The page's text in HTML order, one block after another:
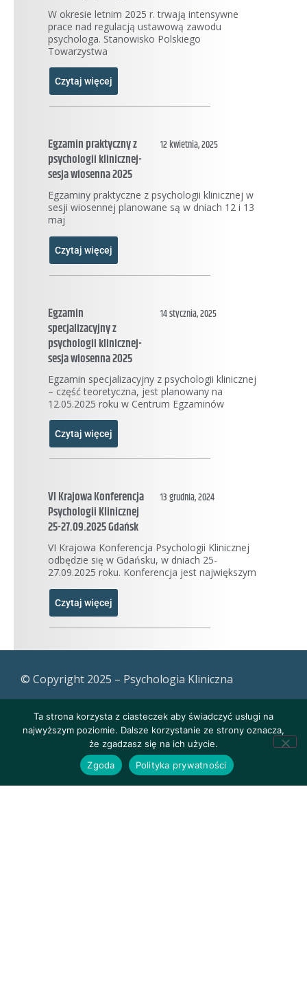
W okresie letnim 2025 r. trwają intensywne
prace nad regulacją ustawową zawodu
psychologa. Stanowisko Polskiego
Towarzystwa
Czytaj więcej
Egzamin praktyczny z
psychologii klinicznej-
sesja wiosenna 2025
12 kwietnia, 2025
Egzaminy praktyczne z psychologii klinicznej w
sesji wiosennej planowane są w dniach 12 i 13
maj
Czytaj więcej
Egzamin
specjalizacyjny z
psychologii klinicznej-
sesja wiosenna 2025
14 stycznia, 2025
Egzamin specjalizacyjny z psychologii klinicznej
– część teoretyczna, jest planowany na
12.05.2025 roku w Centrum Egzaminów
Czytaj więcej
VI Krajowa Konferencja
Psychologii Klinicznej
25-27.09.2025 Gdańsk
13 grudnia, 2024
VI Krajowa Konferencja Psychologii Klinicznej
odbędzie się w Gdańsku, w dniach 25-
27.09.2025 roku. Konferencja jest największym
Czytaj więcej
© Copyright 2025 – Psychologia Kliniczna
Ta strona korzysta z ciasteczek aby świadczyć usługi na
najwyższym poziomie. Dalsze korzystanie ze strony oznacza,
że zgadzasz się na ich użycie.
Zgoda
Polityka prywatności